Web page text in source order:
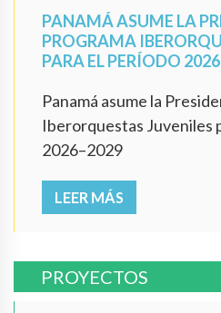
PANAMÁ ASUME LA
PROGRAMA
PARA EL PERÍODO
Panamá asume la
Iberorquestas Juveniles
2026–2029
LEER MÁS
PROYECTOS